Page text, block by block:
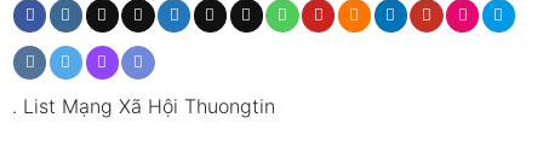
. List Mạng Xã Hội Thuongtin